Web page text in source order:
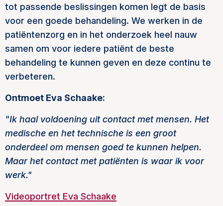
tot passende beslissingen komen legt de basis
voor een goede behandeling. We werken in de
patiëntenzorg en in het onderzoek heel nauw
samen om voor iedere patiënt de beste
behandeling te kunnen geven en deze continu te
verbeteren.
Ontmoet Eva Schaake:
"Ik haal voldoening uit contact met mensen. Het
medische en het technische is een groot
onderdeel om mensen goed te kunnen helpen.
Maar het contact met patiënten is waar ik voor
werk."
Videoportret Eva Schaake